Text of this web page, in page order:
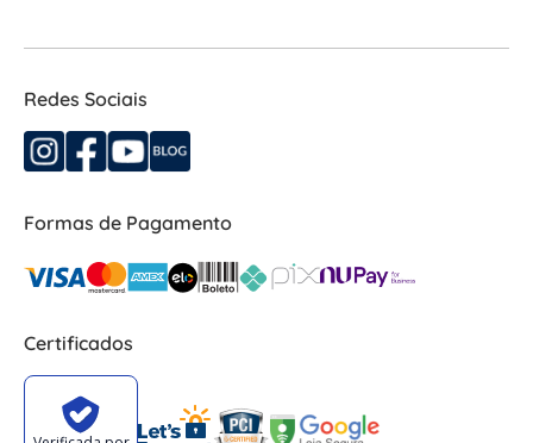
Redes Sociais
Formas de Pagamento
Certificados